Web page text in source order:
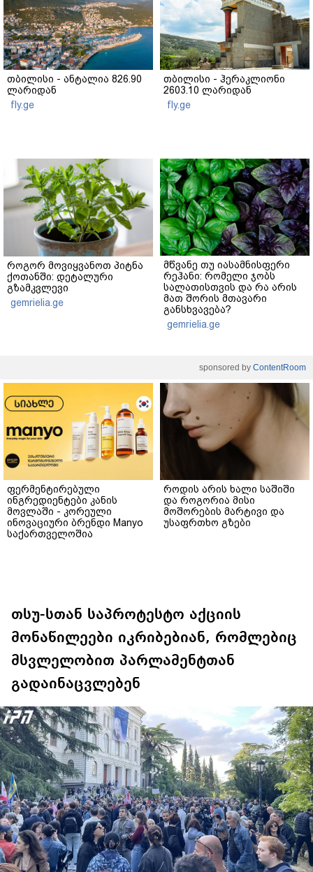
თბილისი - ანტალია 826.90
ლარიდან
fly.ge
თბილისი - ჰერაკლიონი
2603.10 ლარიდან
fly.ge
როგორ მოვიყვანოთ პიტნა
ქოთანში: დეტალური
გზამკვლევი
gemrielia.ge
მწვანე თუ იასამნისფერი
რეჰანი: რომელი ჯობს
სალათისთვის და რა არის
მათ შორის მთავარი
განსხვავება?
gemrielia.ge
sponsored by ContentRoom
ფერმენტირებული
ინგრედიენტები კანის
მოვლაში - კორეული
ინოვაციური ბრენდი Manyo
საქართველოშია
როდის არის ხალი საშიში
და როგორია მისი
მოშორების მარტივი და
უსაფრთხო გზები
თსუ-სთან საპროტესტო აქციის
მონაწილეები იკრიბებიან, რომლებიც
მსვლელობით პარლამენტთან
გადაინაცვლებენ